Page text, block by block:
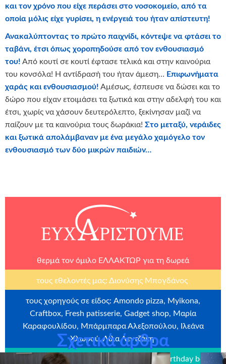
και τον χρόνο που είχε περάσει στο νοσοκομείο, από τα
οποία μόλις είχε γυρίσει, η ενέργειά του ήταν απίστευτη!
Ανακαλύπτοντας το πρώτο παιχνίδι, κόντεψε να φτάσει το
ταβάνι, έτσι όπως χοροπηδούσε από τον ενθουσιασμό
του! Από κουτί σε κουτί έφτασε τελικά και στην καινούρια
του κονσόλα! Η αντίδρασή του ήταν άμεση… Επιφωνήματα
χαράς και ενθουσιασμού! Αμέσως, έσπευσε να δώσει και το
δώρο που είχαν ετοιμάσει τα ξωτικά και στην αδελφή του και
έτσι, χωρίς να χάσουν δευτερόλεπτο, ξεκίνησαν μαζί να
παίζουν με τα καινούρια τους δωράκια! Στο μεταξύ, νεράιδες
και ξωτικά απολάμβαναν με ένα μεγάλο χαμόγελο τον
ενθουσιασμό των δύο μικρών παιδιών…
θερμά τον όμιλο ΕΛΛΑΚΤΩΡ για τη δωρεά
τους εθελοντές μας: Διονύσης Μπογδάνος
τους χορηγούς σε είδος: Amondo pizza, Myikona,
Craftbox, Fresh patisserie, Gadget shop, Μαρία
Καραφουλίδου, Μπάρμπαρα Αλεξοπούλου, Ιλεάνα
Χλωρού, Λίλα Λεντζάκη
την εταιρείαCraftbox.gr
για την αποστολή birthday box –
Σχετικά άρθρα